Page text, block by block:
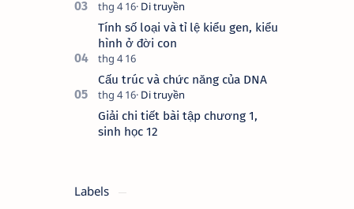
Tính số loại và tỉ lệ kiểu gen, kiểu
hình ở đời con
Cấu trúc và chức năng của DNA
Giải chi tiết bài tập chương 1,
sinh học 12
Labels